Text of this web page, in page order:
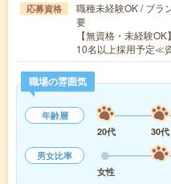
応募資格
職種未経験OK / ブラ
要
【無資格・未経験
10名以上採用予定≪
職場の雰囲気
年齢層
20代
30代
男女比率
女性